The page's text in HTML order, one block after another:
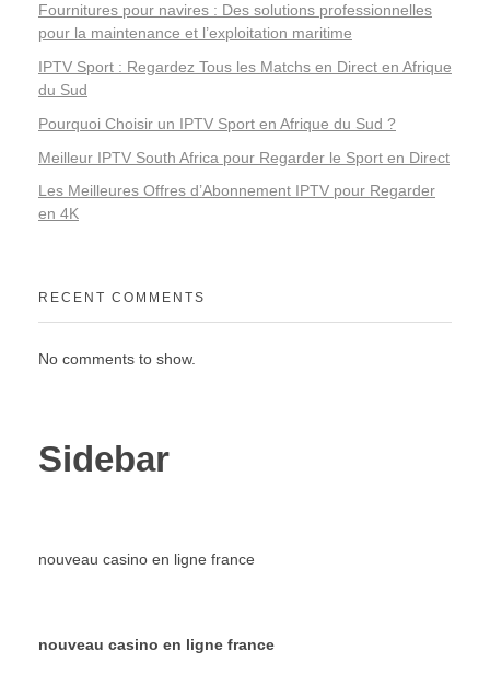
Fournitures pour navires : Des solutions professionnelles
pour la maintenance et l’exploitation maritime
IPTV Sport : Regardez Tous les Matchs en Direct en Afrique
du Sud
Pourquoi Choisir un IPTV Sport en Afrique du Sud ?
Meilleur IPTV South Africa pour Regarder le Sport en Direct
Les Meilleures Offres d’Abonnement IPTV pour Regarder
en 4K
RECENT COMMENTS
No comments to show.
Sidebar
nouveau casino en ligne france
nouveau casino en ligne france